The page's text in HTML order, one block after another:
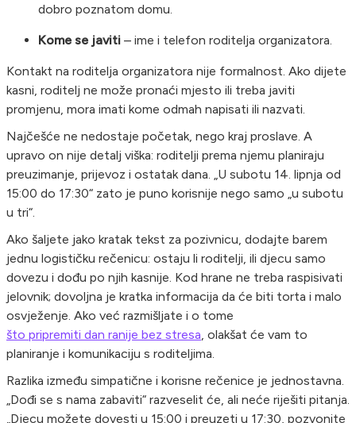
dobro poznatom domu.
Kome se javiti – ime i telefon roditelja organizatora.
Kontakt na roditelja organizatora nije formalnost. Ako dijete
kasni, roditelj ne može pronaći mjesto ili treba javiti
promjenu, mora imati kome odmah napisati ili nazvati.
Najčešće ne nedostaje početak, nego kraj proslave. A
upravo on nije detalj viška: roditelji prema njemu planiraju
preuzimanje, prijevoz i ostatak dana. „U subotu 14. lipnja od
15:00 do 17:30“ zato je puno korisnije nego samo „u subotu
u tri“.
Ako šaljete jako kratak tekst za pozivnicu, dodajte barem
jednu logističku rečenicu: ostaju li roditelji, ili djecu samo
dovezu i dođu po njih kasnije. Kod hrane ne treba raspisivati
jelovnik; dovoljna je kratka informacija da će biti torta i malo
osvježenje. Ako već razmišljate i o tome
što pripremiti dan ranije bez stresa , olakšat će vam to
planiranje i komunikaciju s roditeljima.
Razlika između simpatične i korisne rečenice je jednostavna.
„Dođi se s nama zabaviti“ razveselit će, ali neće riješiti pitanja.
„Djecu možete dovesti u 15:00 i preuzeti u 17:30, pozvonite